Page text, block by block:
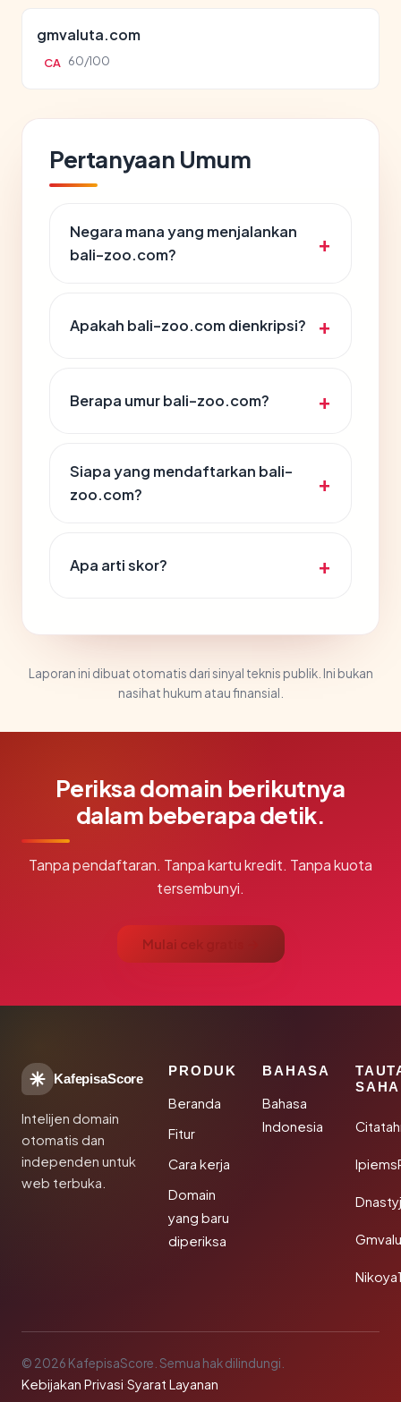
gmvaluta.com
CA 60/100
Pertanyaan Umum
Negara mana yang menjalankan
bali-zoo.com?
Apakah bali-zoo.com dienkripsi?
Berapa umur bali-zoo.com?
Siapa yang mendaftarkan bali-
zoo.com?
Apa arti skor?
Laporan ini dibuat otomatis dari sinyal teknis publik. Ini bukan
nasihat hukum atau finansial.
Periksa domain berikutnya
dalam beberapa detik.
Tanpa pendaftaran. Tanpa kartu kredit. Tanpa kuota
tersembunyi.
Mulai cek gratis →
KafepisaScore
Intelijen domain
otomatis dan
independen untuk
web terbuka.
PRODUK
Beranda
Fitur
Cara kerja
Domain
yang baru
diperiksa
BAHASA
Bahasa
Indonesia
© 2026 KafepisaScore. Semua hak dilindungi.
Kebijakan Privasi·Syarat Layanan